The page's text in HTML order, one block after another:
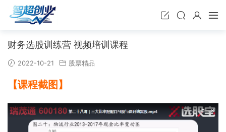
财务选股训练营 视频培训课程
2022-10-21 股票精品
【课程截图】